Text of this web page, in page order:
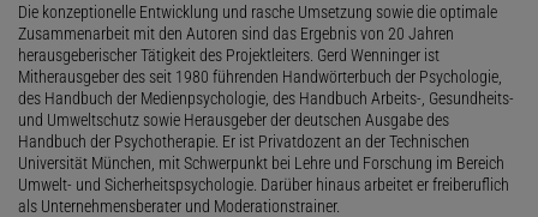
Die konzeptionelle Entwicklung und rasche Umsetzung sowie die optimale
Zusammenarbeit mit den Autoren sind das Ergebnis von 20 Jahren
herausgeberischer Tätigkeit des Projektleiters. Gerd Wenninger ist
Mitherausgeber des seit 1980 führenden Handwörterbuch der Psychologie,
des Handbuch der Medienpsychologie, des Handbuch Arbeits-, Gesundheits-
und Umweltschutz sowie Herausgeber der deutschen Ausgabe des
Handbuch der Psychotherapie. Er ist Privatdozent an der Technischen
Universität München, mit Schwerpunkt bei Lehre und Forschung im Bereich
Umwelt- und Sicherheitspsychologie. Darüber hinaus arbeitet er freiberuflich
als Unternehmensberater und Moderationstrainer.